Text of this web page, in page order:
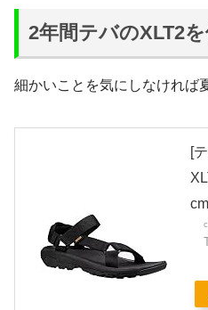
2年間テバのXLT2
細かいことを気にしなければ
[
cm